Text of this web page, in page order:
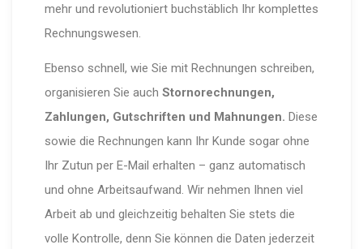
mehr und revolutioniert buchstäblich Ihr komplettes
Rechnungswesen.
Ebenso schnell, wie Sie mit Rechnungen schreiben,
organisieren Sie auch Stornorechnungen,
Zahlungen, Gutschriften und Mahnungen. Diese
sowie die Rechnungen kann Ihr Kunde sogar ohne
Ihr Zutun per E-Mail erhalten – ganz automatisch
und ohne Arbeitsaufwand. Wir nehmen Ihnen viel
Arbeit ab und gleichzeitig behalten Sie stets die
volle Kontrolle, denn Sie können die Daten jederzeit